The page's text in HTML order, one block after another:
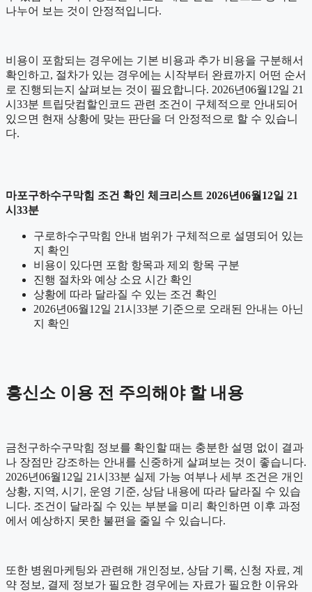
나누어 보는 것이 안정적입니다.
비용이 포함되는 경우에는 기본 비용과 추가 비용을 구분해서
확인하고, 절차가 있는 경우에는 시작부터 완료까지 어떤 순서
로 진행되는지 살펴보는 것이 필요합니다. 2026년06월12일 21
시33분 트립닷컴할인코드 관련 조건이 구체적으로 안내되어
있으면 현재 상황에 맞는 판단을 더 안정적으로 할 수 있습니
다.
마포구하수구막힘 조건 확인 체크리스트 2026년06월12일 21
시33분
구로하수구막힘 안내 범위가 구체적으로 설명되어 있는
지 확인
비용이 있다면 포함 항목과 제외 항목 구분
진행 절차와 예상 소요 시간 확인
상황에 따라 달라질 수 있는 조건 확인
2026년06월12일 21시33분 기준으로 오래된 안내는 아닌
지 확인
흥신소 이용 전 주의해야 할 내용
금천구하수구막힘 정보를 확인할 때는 충분한 설명 없이 결과
나 장점만 강조하는 안내를 신중하게 살펴보는 것이 좋습니다.
2026년06월12일 21시33분 실제 가능 여부나 세부 조건은 개인
상황, 지역, 시기, 운영 기준, 상담 내용에 따라 달라질 수 있습
니다. 조건이 달라질 수 있는 부분을 미리 확인하면 이후 과정
에서 예상하지 못한 불편을 줄일 수 있습니다.
또한 병원마케팅와 관련해 개인정보, 상담 기록, 신청 자료, 계
약 정보, 결제 정보가 필요한 경우에는 자료가 필요한 이유와